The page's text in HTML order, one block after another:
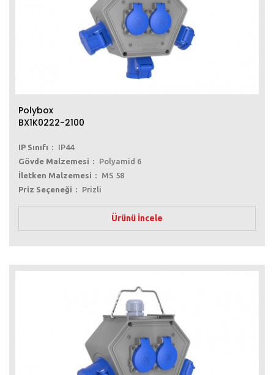
Polybox
BX1K0222-2100
IP Sınıfı
IP44
Gövde Malzemesi
Polyamid 6
İletken Malzemesi
MS 58
Priz Seçeneği
Prizli
Ürünü İncele